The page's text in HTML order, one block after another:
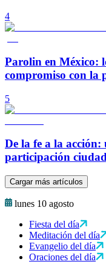
4
Parolin en México:
compromiso con la
5
De la fe a la
participación
Cargar más artículos
lunes 10 agosto
Fiesta del día
Meditación del día
Evangelio del día
Oraciones del día